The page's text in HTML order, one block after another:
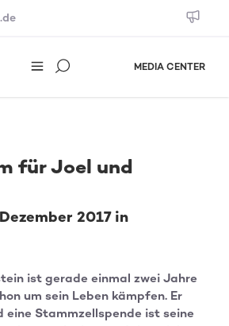
MEDIA CENTER
für Joel und
2017 in
ist gerade einmal zwei Jahre
um sein Leben kämpfen. Er
eine Stammzellspende ist seine